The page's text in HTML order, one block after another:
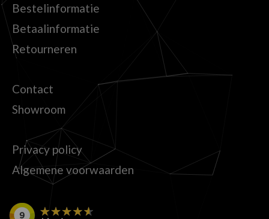
Bestelinformatie
Betaalinformatie
Retourneren
Contact
Showroom
Privacy policy
Algemene voorwaarden